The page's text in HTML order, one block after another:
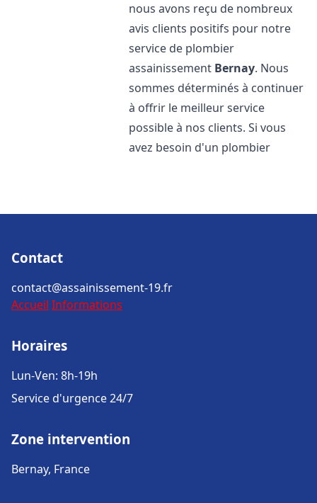
nous avons reçu de nombreux
avis clients positifs pour notre
service de plombier
assainissement Bernay. Nous
sommes déterminés à continuer
à offrir le meilleur service
possible à nos clients. Si vous
avez besoin d'un plombier
Contact
contact@assainissement-19.fr
Accueil Informations
Horaires
Lun-Ven: 8h-19h
Service d'urgence 24/7
Zone intervention
Bernay, France